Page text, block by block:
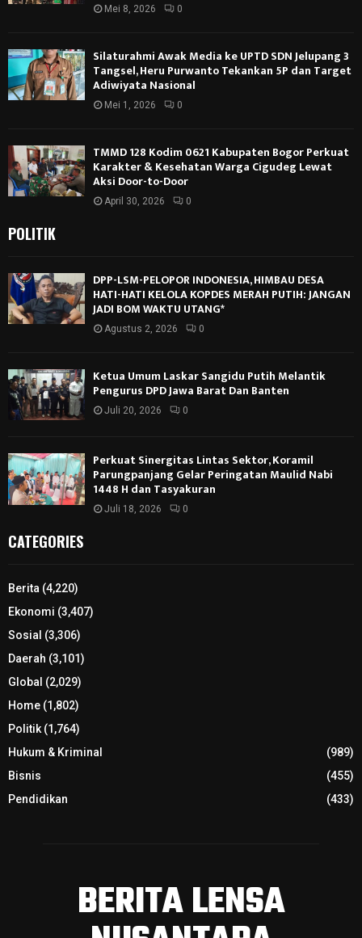
Mei 8, 2026 0
Silaturahmi Awak Media ke UPTD SDN Jelupang 3
Tangsel, Heru Purwanto Tekankan 5P dan Target
Adiwiyata Nasional
Mei 1, 2026 0
TMMD 128 Kodim 0621 Kabupaten Bogor Perkuat
Karakter & Kesehatan Warga Cigudeg Lewat
Aksi Door-to-Door
April 30, 2026 0
POLITIK
DPP-LSM-PELOPOR INDONESIA, HIMBAU DESA
HATI-HATI KELOLA KOPDES MERAH PUTIH: JANGAN
JADI BOM WAKTU UTANG*
Agustus 2, 2026 0
Ketua Umum Laskar Sangidu Putih Melantik
Pengurus DPD Jawa Barat Dan Banten
Juli 20, 2026 0
Perkuat Sinergitas Lintas Sektor, Koramil
Parungpanjang Gelar Peringatan Maulid Nabi
1448 H dan Tasyakuran
Juli 18, 2026 0
CATEGORIES
Berita (4,220)
Ekonomi (3,407)
Sosial (3,306)
Daerah (3,101)
Global (2,029)
Home (1,802)
Politik(1,764)
Hukum & Kriminal
(989)
Bisnis
(455)
Pendidikan
(433)
BERITA LENSA